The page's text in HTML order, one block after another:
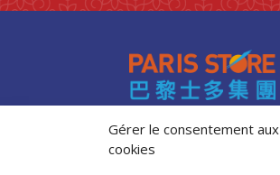
Gérer le consentement aux
cookiesAccès professionnels